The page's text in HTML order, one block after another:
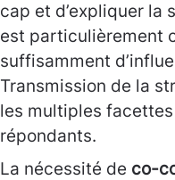
cap et d’expliquer la
est particulièrement
suffisamment
Transmission de la
les multiples facettes
répondants.
La nécessité de co-